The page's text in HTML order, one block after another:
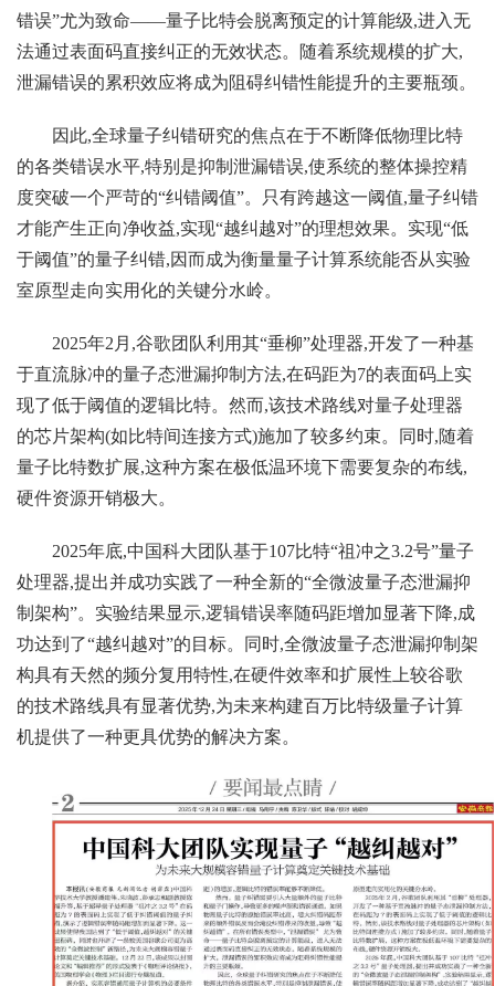
错误”尤为致命——量子比特会脱离预定的计算能级,进入无
法通过表面码直接纠正的无效状态。随着系统规模的扩大,
泄漏错误的累积效应将成为阻碍纠错性能提升的主要瓶颈。
因此,全球量子纠错研究的焦点在于不断降低物理比特
的各类错误水平,特别是抑制泄漏错误,使系统的整体操控精
度突破一个严苛的“纠错阈值”。只有跨越这一阈值,量子纠错
才能产生正向净收益,实现“越纠越对”的理想效果。实现“低
于阈值”的量子纠错,因而成为衡量量子计算系统能否从实验
室原型走向实用化的关键分水岭。
2025年2月,谷歌团队利用其“垂柳”处理器,开发了一种基
于直流脉冲的量子态泄漏抑制方法,在码距为7的表面码上实
现了低于阈值的逻辑比特。然而,该技术路线对量子处理器
的芯片架构(如比特间连接方式)施加了较多约束。同时,随着
量子比特数扩展,这种方案在极低温环境下需要复杂的布线,
硬件资源开销极大。
2025年底,中国科大团队基于107比特“祖冲之3.2号”量子
处理器,提出并成功实践了一种全新的“全微波量子态泄漏抑
制架构”。实验结果显示,逻辑错误率随码距增加显著下降,成
功达到了“越纠越对”的目标。同时,全微波量子态泄漏抑制架
构具有天然的频分复用特性,在硬件效率和扩展性上较谷歌
的技术路线具有显著优势,为未来构建百万比特级量子计算
机提供了一种更具优势的解决方案。